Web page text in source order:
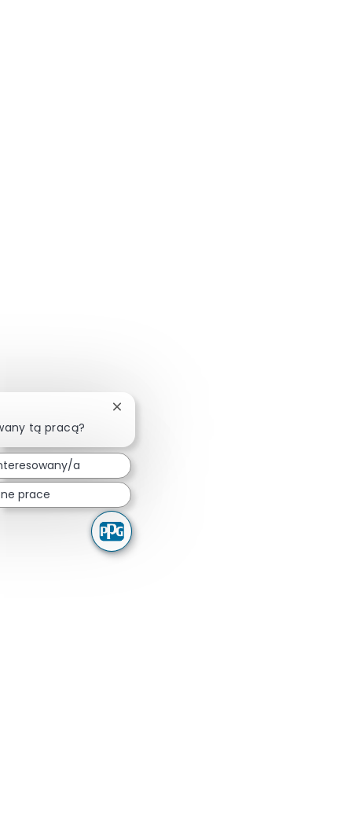
tą pracą?
Zamknij powiadomienie chatbota
a
prace